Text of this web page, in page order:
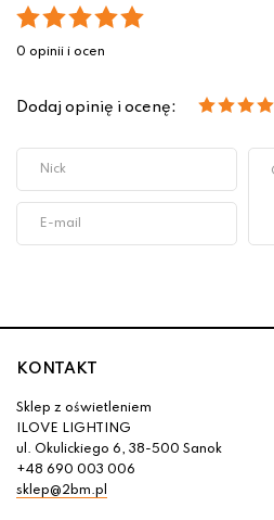
0 opinii i ocen
Dodaj opinię i ocenę:
KONTAKT
Sklep z oświetleniem
ILOVE LIGHTING
ul. Okulickiego 6, 38-500 Sanok
+48 690 003 006
sklep@2bm.pl